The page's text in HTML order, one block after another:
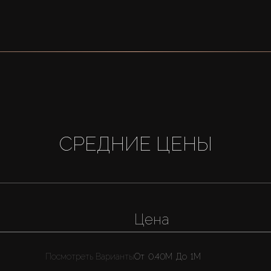
СРЕДНИЕ ЦЕНЫ
Посмотреть Варианты
Цена
От 0.40M До 1M